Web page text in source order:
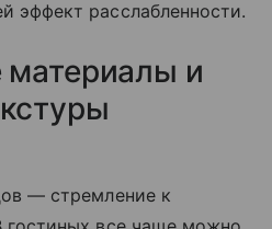
эффект расслабленности.
и
— стремление к